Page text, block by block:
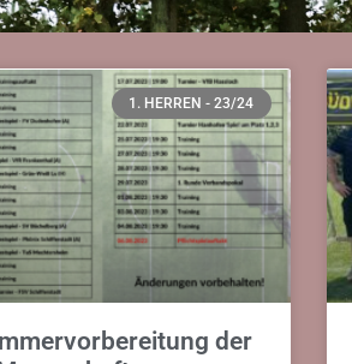
1. HERREN - 23/24
der